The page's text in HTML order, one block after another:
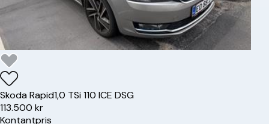
SkodaRapid1,0 TSi 110 ICE DSG
113.500 kr
Kontantpris